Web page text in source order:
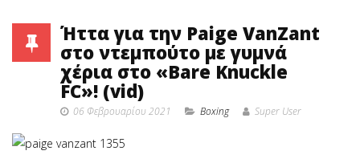
Ήττα για την Paige VanZant
στο ντεμπούτο με γυμνά
χέρια στο «Bare Knuckle
FC»! (vid)
06 Φεβρουαρίου 2021 Boxing Super User